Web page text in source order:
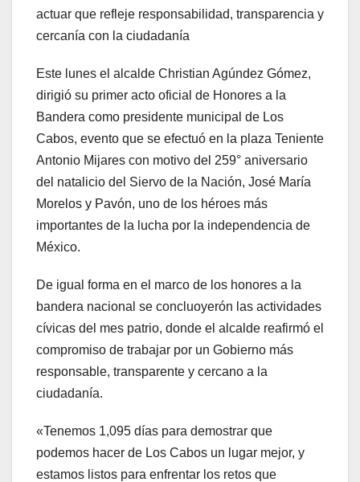
actuar que refleje responsabilidad, transparencia y
cercanía con la ciudadanía
Este lunes el alcalde Christian Agúndez Gómez,
dirigió su primer acto oficial de Honores a la
Bandera como presidente municipal de Los
Cabos, evento que se efectuó en la plaza Teniente
Antonio Mijares con motivo del 259° aniversario
del natalicio del Siervo de la Nación, José María
Morelos y Pavón, uno de los héroes más
importantes de la lucha por la independencia de
México.
De igual forma en el marco de los honores a la
bandera nacional se concluoyerón las actividades
cívicas del mes patrio, donde el alcalde reafirmó el
compromiso de trabajar por un Gobierno más
responsable, transparente y cercano a la
ciudadanía.
«Tenemos 1,095 días para demostrar que
podemos hacer de Los Cabos un lugar mejor, y
estamos listos para enfrentar los retos que